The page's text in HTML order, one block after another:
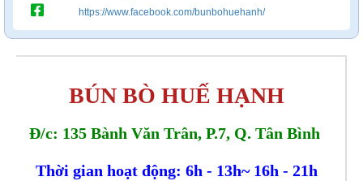
https://www.facebook.com/bunbohuehanh/
BÚN BÒ HUẾ HẠNH
Đ/c: 135 Bành Văn Trân, P.7, Q. Tân Bình
Thời gian hoạt động: 6h - 13h~ 16h - 21h